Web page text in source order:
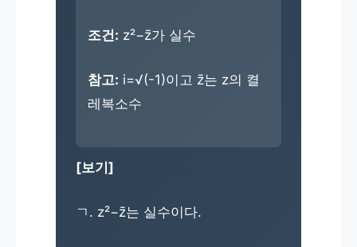
조건: z²−z̄가 실수
참고: i=√(-1)이고 z̄는 z의 켤
레복소수
[보기]
ㄱ. z²−z̄는 실수이다.